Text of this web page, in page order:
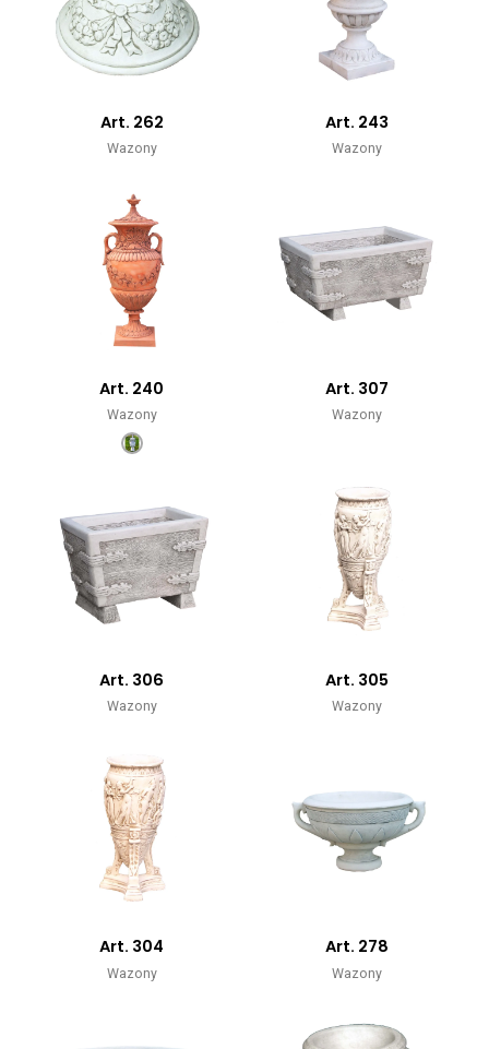
Art. 262
Wazony
Art. 243
Wazony
Art. 240
Wazony
Art. 307
Wazony
Art. 306
Wazony
Art. 305
Wazony
Art. 304
Wazony
Art. 278
Wazony